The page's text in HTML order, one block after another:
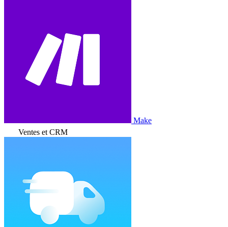
Make
Ventes et CRM